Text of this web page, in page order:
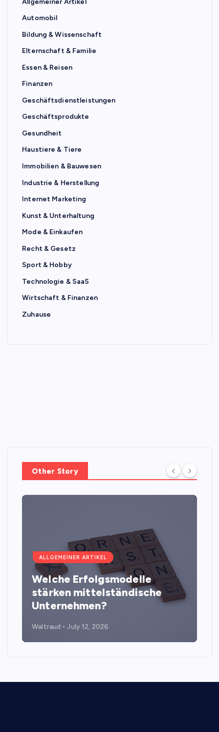
Automobil
Bildung & Wissenschaft
Elternschaft & Familie
Essen & Reisen
Finanzen
Geschäftsdienstleistungen
Geschäftsprodukte
Gesundheit
Haustiere & Tiere
Immobilien & Bauwesen
Industrie & Herstellung
Internet Marketing
Kunst & Unterhaltung
Mode & Einkaufen
Recht & Gesetz
Sport & Hobby
Technologie & SaaS
Wirtschaft & Finanzen
Zuhause
Other Story
ALLGEMEINER ARTIKEL
Welche Erfolgsmodelle
stärken mittelständische
Unternehmen?
Waltraud July 12, 2026